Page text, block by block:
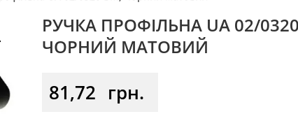
РУЧКА ПРОФІЛЬНА UA 02/
ЧОРНИЙ МАТОВИЙ
81,72 грн.